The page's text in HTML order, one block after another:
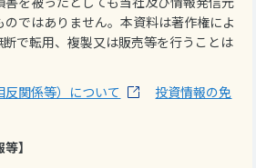
ではありません。本資料は著作権によ
で転用、複製又は販売等を行うことは
関係等）について
投資情報の免
】